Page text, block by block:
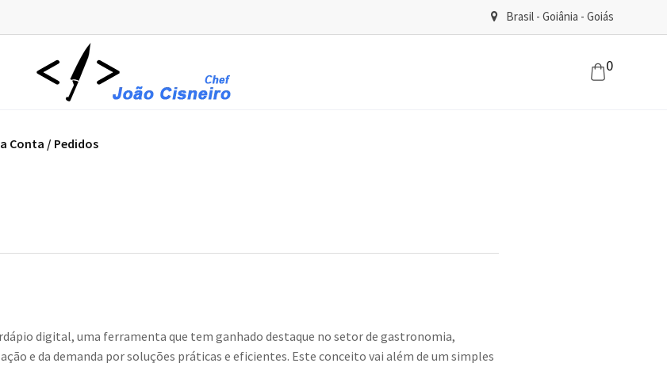
Brasil - Goiânia - Goiás
0
Conta / Pedidos
digital, uma ferramenta que tem ganhado destaque no setor de gastronomia,
e da demanda por soluções práticas e eficientes. Este conceito vai além de um simples